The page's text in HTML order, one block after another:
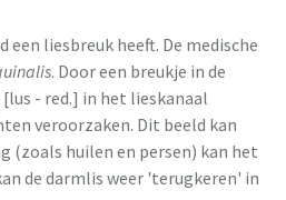
liesbreuk heeft. De medische
. Door een breukje in de
- red.] in het lieskanaal
veroorzaken. Dit beeld kan
(zoals huilen en persen) kan het
de darmlis weer 'terugkeren' in